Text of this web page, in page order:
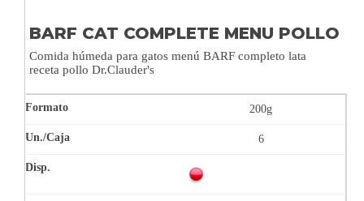
BARF CAT COMPLETE MENU POLLO
Comida húmeda para gatos menú BARF completo lata
receta pollo Dr.Clauder's
200g
6